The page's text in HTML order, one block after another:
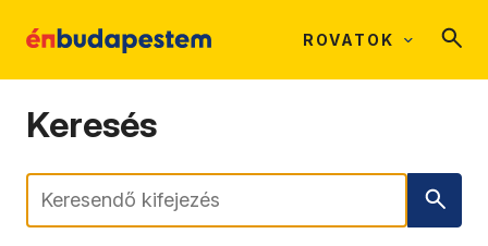
ROVATOK
Keresés
Keresés